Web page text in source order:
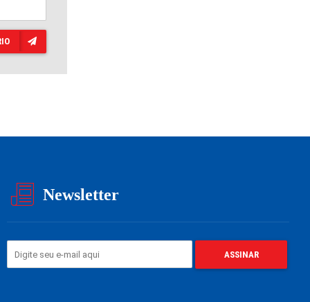
Newsletter